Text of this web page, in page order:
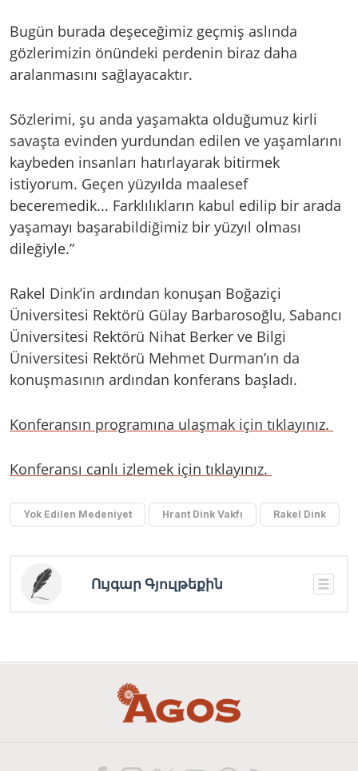
Bugün burada deşeceğimiz geçmiş aslında
gözlerimizin önündeki perdenin biraz daha
aralanmasını sağlayacaktır.
Sözlerimi, şu anda yaşamakta olduğumuz kirli
savaşta evinden yurdundan edilen ve yaşamlarını
kaybeden insanları hatırlayarak bitirmek
istiyorum. Geçen yüzyılda maalesef
beceremedik... Farklılıkların kabul edilip bir arada
yaşamayı başarabildiğimiz bir yüzyıl olması
dileğiyle.”
Rakel Dink’in ardından konuşan Boğaziçi
Üniversitesi Rektörü Gülay Barbarosoğlu, Sabancı
Üniversitesi Rektörü Nihat Berker ve Bilgi
Üniversitesi Rektörü Mehmet Durman’ın da
konuşmasının ardından konferans başladı.
Konferansın programına ulaşmak için tıklayınız.
Konferansı canlı izlemek için tıklayınız.
Yok Edilen Medeniyet Hrant Dink Vakfı Rakel Dink
Ույգար Գյուլթեքին